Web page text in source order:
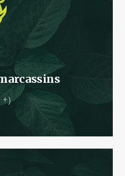
+)
et vous êtes prêt